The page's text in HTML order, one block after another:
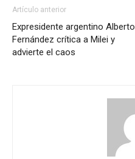
Artículo anterior
Expresidente argentino Alberto
Fernández crítica a Milei y
advierte el caos